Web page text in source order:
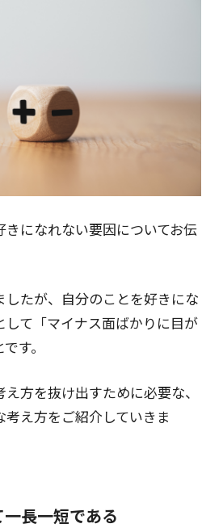
きになれない要因についてお伝
したが、自分のことを好きにな
して「マイナス面ばかりに目が
す。
方を抜け出すために必要な、
え方をご紹介していきま
長一短である